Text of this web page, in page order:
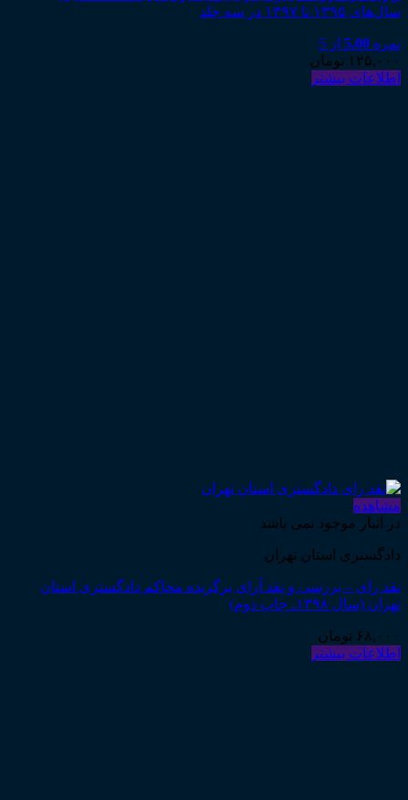
سال‌های ۱۳۹۵ تا ۱۳۹۷ در سه جلد
نمره 5.00 از 5
۱۲۵,۰۰۰ تومان
اطلاعات بیشتر
مشاهده
در انبار موجود نمی باشد
دادگستری استان تهران
نقد رای – بررسی و نقد آرای برگزیده محاکم دادگستری استان
تهران (سال ۱۳۹۸ـ چاپ دوم)
۶۸,۰۰۰ تومان
اطلاعات بیشتر